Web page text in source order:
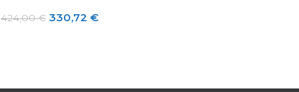
424,00€ 330,72 €